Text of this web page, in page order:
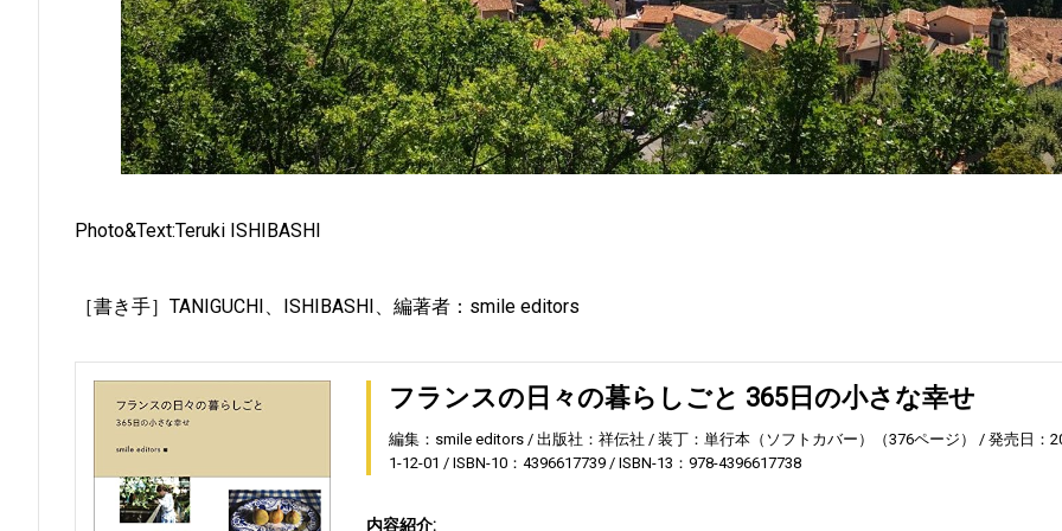
Photo&Text:Teruki ISHIBASHI
［書き手］TANIGUCHI、ISHIBASHI、編著者：smile editors
フランスの日々の暮らしごと 365日の小さな幸せ
編集：smile editors 出版社：祥伝社 装丁：単行本（ソフトカバー）（376ページ）
発売日：
1-12-01
ISBN-10：4396617739 ISBN-13：978-4396617738
内容紹介: